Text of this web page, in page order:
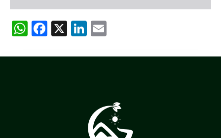
WhatsApp
Facebook
X LinkedIn